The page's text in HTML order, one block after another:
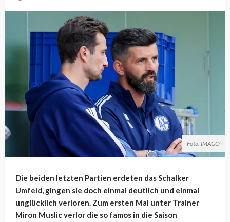
Foto: IMAGO
Die beiden letzten Partien erdeten das Schalker
Umfeld, gingen sie doch einmal deutlich und einmal
unglücklich verloren. Zum ersten Mal unter Trainer
Miron Muslic verlor die so famos in die Saison